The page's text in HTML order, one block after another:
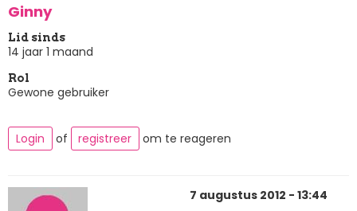
Ginny
Lid sinds
14 jaar 1 maand
Rol
Gewone gebruiker
Login of registreer om te reageren
7 augustus 2012 - 13:44